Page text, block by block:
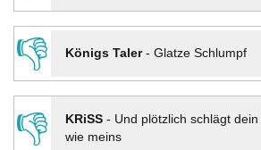
👎
Königs Taler- Glatze Schlumpf
👎
KRiSS- Und plötzlich schlägt dein
wie meins